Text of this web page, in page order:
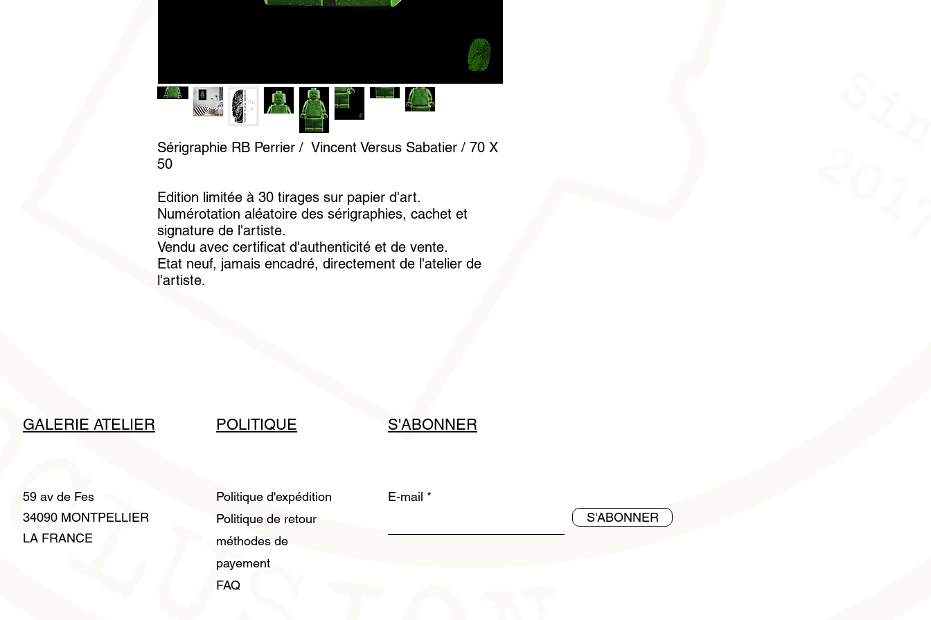
Sérigraphie RB Perrier / Vincent Versus Sabatier / 70 X
50
Edition limitée à 30 tirages sur papier d'art.
Numérotation aléatoire des sérigraphies, cachet et
signature de l'artiste.
Vendu avec certificat d'authenticité et de vente.
Etat neuf, jamais encadré, directement de l'atelier de
l'artiste.
GALERIE ATELIER POLITIQUE S'ABONNER
59 av de Fes
34090 MONTPELLIER
LA FRANCE
Politique d'expédition
Politique de retour
méthodes de
payement
FAQ
E-mail
S'ABONNER